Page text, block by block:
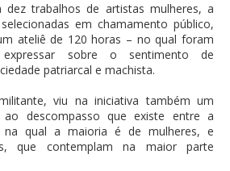
dez trabalhos de artistas mulheres, a
em chamamento público,
ateliê de 120 horas – no qual foram
sobre o sentimento de
patriarcal e machista.
viu na iniciativa também um
descompasso que existe entre a
qual a maioria é de mulheres, e
que contemplam na maior parte